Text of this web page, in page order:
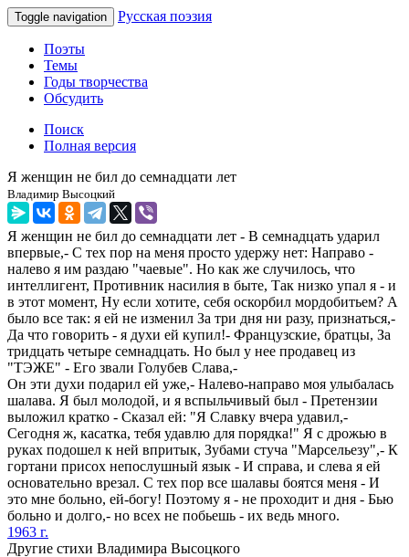
Toggle navigation Русская поэзия
Поэты
Темы
Годы творчества
Обсудить
Поиск
Полная версия
Я женщин не бил до семнадцати лет
Владимир Высоцкий
Я женщин не бил до семнадцати лет - В семнадцать ударил
впервые,- С тех пор на меня просто удержу нет: Направо -
налево я им раздаю "чаевые". Но как же случилось, что
интеллигент, Противник насилия в быте, Так низко упал я - и
в этот момент, Ну если хотите, себя оскорбил мордобитьем? А
было все так: я ей не изменил За три дня ни разу, признаться,-
Да что говорить - я духи ей купил!- Французские, братцы, За
тридцать четыре семнадцать. Но был у нее продавец из
"ТЭЖЕ" - Его звали Голубев Слава,-
Он эти духи подарил ей уже,- Налево-направо моя улыбалась
шалава. Я был молодой, и я вспыльчивый был - Претензии
выложил кратко - Сказал ей: "Я Славку вчера удавил,-
Сегодня ж, касатка, тебя удавлю для порядка!" Я с дрожью в
руках подошел к ней впритык, Зубами стуча "Марсельезу",- К
гортани присох непослушный язык - И справа, и слева я ей
основательно врезал. С тех пор все шалавы боятся меня - И
это мне больно, ей-богу! Поэтому я - не проходит и дня - Бью
больно и долго,- но всех не побьешь - их ведь много.
1963 г.
Другие стихи Владимира Высоцкого